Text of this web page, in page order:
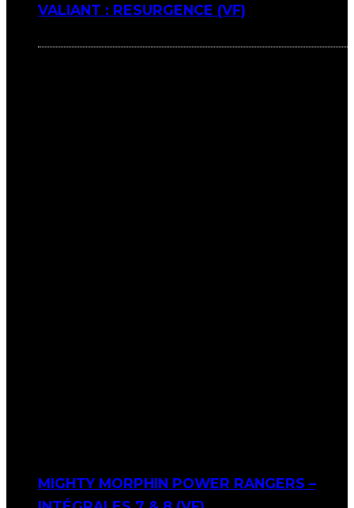
VALIANT : RESURGENCE (VF)
MIGHTY MORPHIN POWER RANGERS –